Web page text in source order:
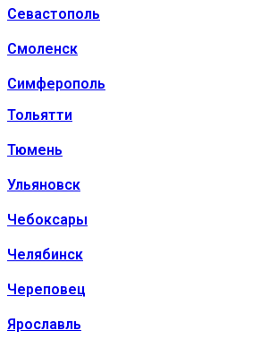
Севастополь
Смоленск
Симферополь
Тольятти
Тюмень
Ульяновск
Чебоксары
Челябинск
Череповец
Ярославль